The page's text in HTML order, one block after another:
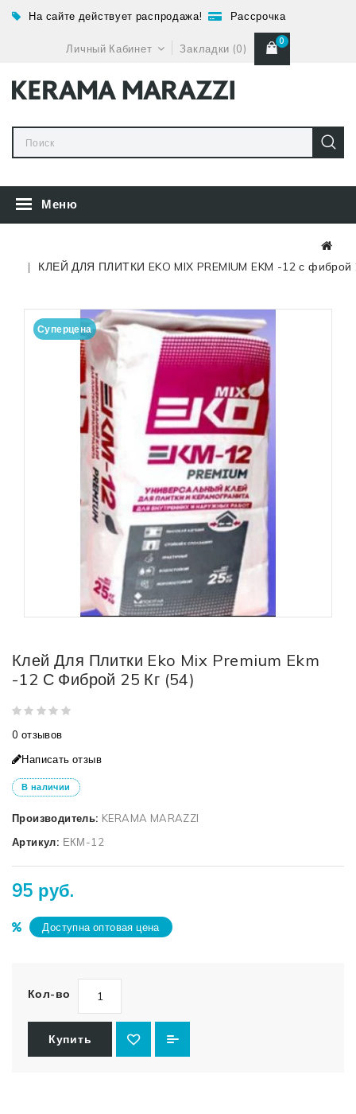
На сайте действует распродажа! Рассрочка
Личный Кабинет Закладки (0)
0
Меню
КЛЕЙ ДЛЯ ПЛИТКИ EKO MIX PREMIUM EKM -12 с фиброй
Суперцена
Клей Для Плитки Eko Mix Premium Ekm
-12 С Фиброй 25 Кг (54)
0 отзывов
Написать отзыв
В наличии
Производитель: KERAMA MARAZZI
Артикул: ЕКМ-12
95 руб.
Доступна оптовая цена
Кол-во
Купить